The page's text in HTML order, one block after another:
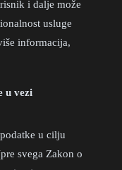
i dalje može
usluge
informacija,
u vezi
u cilju
svega Zakon o